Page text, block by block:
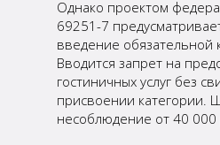
Однако проектом
69251-7
введение обязательной
Вводится запрет на
гостиничных услуг без
присвоении категории.
несоблюдение от 40 000